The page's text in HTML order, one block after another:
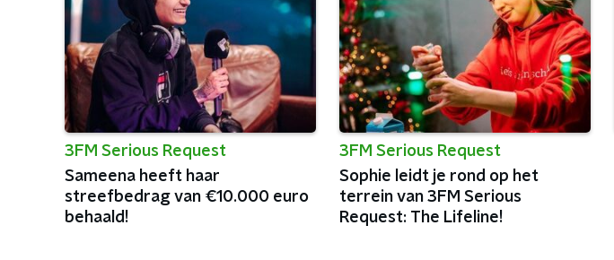
3FM Serious Request
Sameena heeft haar
streefbedrag van €10.000 euro
behaald!
3FM Serious Request
Sophie leidt je rond op het
terrein van 3FM Serious
Request: The Lifeline!